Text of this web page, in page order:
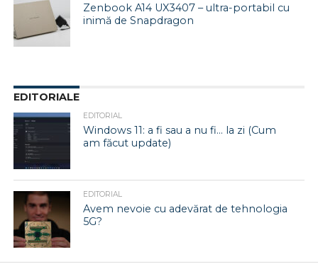
Zenbook A14 UX3407 – ultra-portabil cu
inimă de Snapdragon
EDITORIALE
EDITORIAL
Windows 11: a fi sau a nu fi… la zi (Cum
am făcut update)
EDITORIAL
Avem nevoie cu adevărat de tehnologia
5G?